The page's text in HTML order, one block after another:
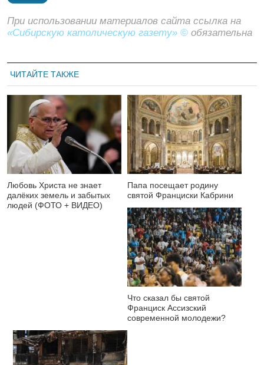
При использовании материалов сайта ссылка на
«Сибирскую католическую газету» © обязательна
ЧИТАЙТЕ ТАКЖЕ
Любовь Христа не знает
далёких земель и забытых
людей (ФОТО + ВИДЕО)
Папа посещает родину
святой Франциски Кабрини
Что сказал бы святой
Франциск Ассизский
современной молодежи?